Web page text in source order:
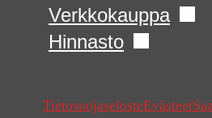
Verkkokauppa
Hinnasto
TietosuojaselosteEvästeet